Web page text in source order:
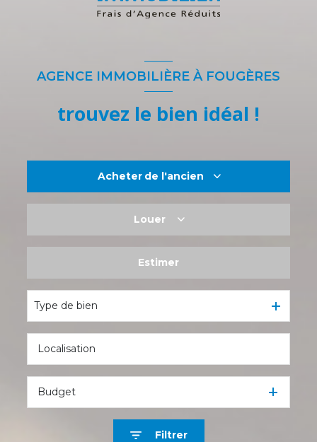
AGENCE IMMOBILIÈRE À FOUGÈRES
trouvez le bien idéal !
Acheter de l'ancien
Louer
Estimer
Type de bien
Budget
Filtrer